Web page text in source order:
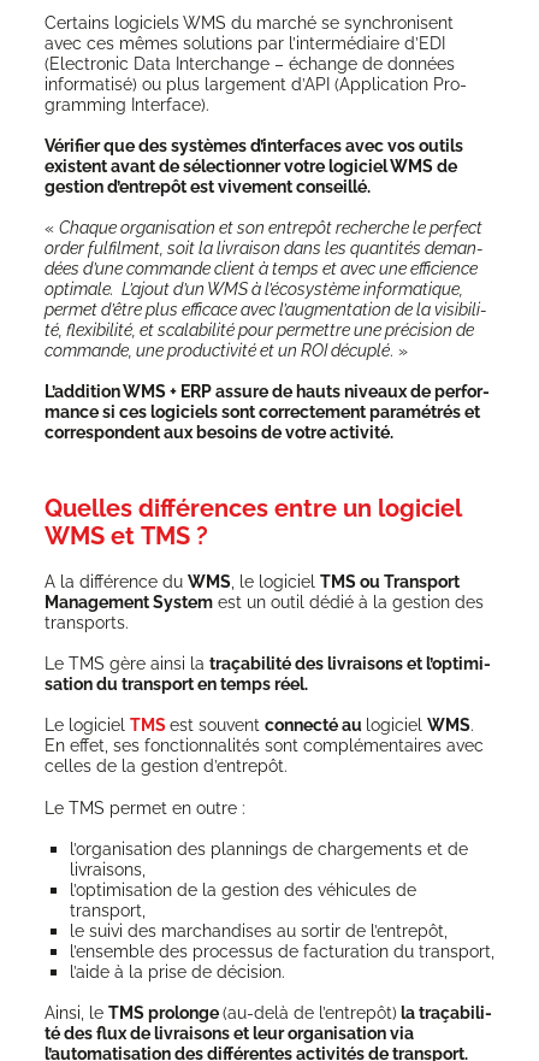
Cer­tains logi­ciels WMS du mar­ché se syn­chro­nisent
avec ces mêmes solu­tions par l’intermédiaire d’E­DI
(Elec­tro­nic Data Inter­change – échange de don­nées
infor­ma­ti­sé) ou plus lar­ge­ment d’API (Appli­ca­tion Pro­
gram­ming Interface).
Véri­fier que des sys­tèmes d’interfaces avec vos outils
existent avant de sélec­tion­ner votre logi­ciel WMS de
ges­tion d’entrepôt estvive­ment conseillé.
« Chaque orga­ni­sa­tion et son entre­pôt recherche le per­fect
order ful­filment, soit la livrai­son dans les quan­ti­tés deman­
dées d’une com­mande client à temps et avec une effi­cience
opti­male. L’a­jout d’un WMS à l’é­co­sys­tème infor­ma­tique,
per­met d’être plus effi­cace avec l’aug­men­ta­tion de la visi­bi­li­
té, flexi­bi­li­té, et sca­la­bi­li­té pour per­mettre une pré­ci­sion de
com­mande, une pro­duc­ti­vi­té et un ROI décu­plé. »
L’ad­di­tion WMS + ERP assure de hauts niveaux de per­for­
mance si ces logi­ciels sont cor­rec­te­ment para­mé­trés et
cor­res­pondent aux besoins de votre acti­vi­té.
Quelles différences entre un logiciel
WMS et TMS ?
A la dif­fé­rence du WMS, le logi­ciel TMS ou Trans­port
Mana­ge­ment Sys­temest un outil dédié à la ges­tion des
transports.
Le TMS gère ain­si la tra­ça­bi­li­té des livrai­sons et l’op­ti­mi­
sa­tion du trans­port en temps réel.
Le logi­ciel TMSest sou­vent connec­té au logi­ciel WMS.
En effet, ses fonc­tion­na­li­tés sont com­plé­men­taires avec
celles de la ges­tion d’entrepôt.
Le TMS per­met en outre :
l’organisation des plan­nings de char­ge­ments et de
livraisons,
l’op­ti­mi­sa­tion de la ges­tion des véhi­cules de
transport,
le sui­vi des mar­chan­dises au sor­tir de l’entrepôt,
l’ensemble des pro­ces­sus de fac­tu­ra­tion du transport,
l’aide à la prise de décision.
Ain­si, le TMS pro­longe(au-delà de l’en­tre­pôt)la tra­ça­bi­li­
té des flux de livrai­sons et leur orga­ni­sa­tion via
l’automatisation des dif­fé­rentes acti­vi­tés de transport.